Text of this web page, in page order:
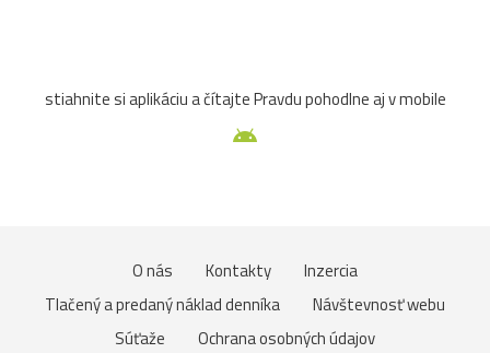
stiahnite si aplikáciu a čítajte Pravdu pohodlne aj v mobile
O nás Kontakty
Inzercia
Tlačený a predaný náklad denníka
Návštevnosť webu
Súťaže
Ochrana osobných údajov